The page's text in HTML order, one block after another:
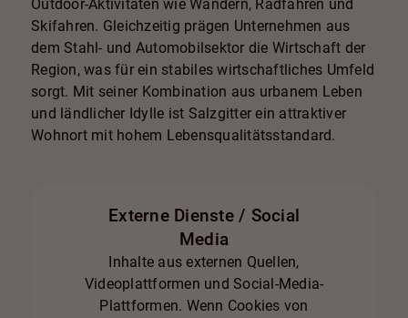
Outdoor-Aktivitäten wie Wandern, Radfahren und
Skifahren. Gleichzeitig prägen Unternehmen aus
dem Stahl- und Automobilsektor die Wirtschaft der
Region, was für ein stabiles wirtschaftliches Umfeld
sorgt. Mit seiner Kombination aus urbanem Leben
und ländlicher Idylle ist Salzgitter ein attraktiver
Wohnort mit hohem Lebensqualitätsstandard.
Externe Dienste / Social
Media
Inhalte aus externen Quellen,
Videoplattformen und Social-Media-
Plattformen. Wenn Cookies von